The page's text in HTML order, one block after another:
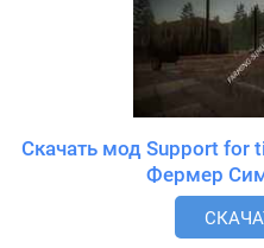
Скачать мод Support for